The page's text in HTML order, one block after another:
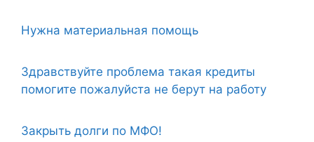
Нужна материальная помощь
Здравствуйте проблема такая кредиты
помогите пожалуйста не берут на работу
Закрыть долги по МФО!